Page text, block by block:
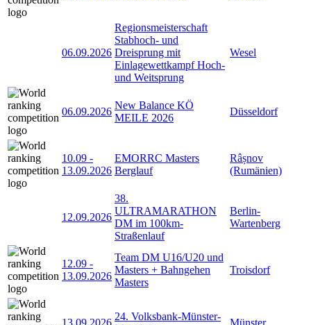
06.09.2026
Regionsmeisterschaft
Stabhoch- und
Dreisprung mit
Einlagewettkampf Hoch-
und Weitsprung
Wesel
06.09.2026
New Balance KÖ
MEILE 2026
Düsseldorf
10.09 -
13.09.2026
EMORRC Masters
Berglauf
Râșnov
(Rumänien)
12.09.2026
38.
ULTRAMARATHON
DM im 100km-
Straßenlauf
Berlin-
Wartenberg
12.09 -
13.09.2026
Team DM U16/U20 und
Masters + Bahngehen
Masters
Troisdorf
13.09.2026
24. Volksbank-Münster-
Münster